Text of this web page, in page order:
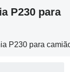
P230 para
P230 para